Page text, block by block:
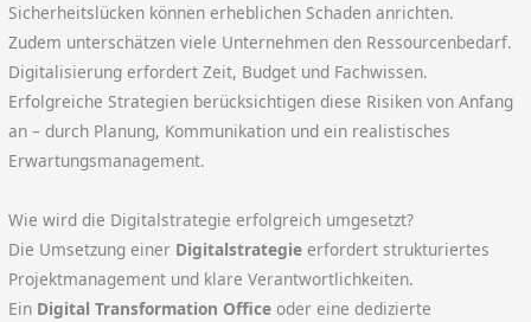
Sicherheitslücken können erheblichen Schaden anrichten.
Zudem unterschätzen viele Unternehmen den Ressourcenbedarf.
Digitalisierung erfordert Zeit, Budget und Fachwissen.
Erfolgreiche Strategien berücksichtigen diese Risiken von Anfang
an – durch Planung, Kommunikation und ein realistisches
Erwartungsmanagement.
Wie wird die Digitalstrategie erfolgreich umgesetzt?
Die Umsetzung einer Digitalstrategie erfordert strukturiertes
Projektmanagement und klare Verantwortlichkeiten.
Ein Digital Transformation Office oder eine dedizierte